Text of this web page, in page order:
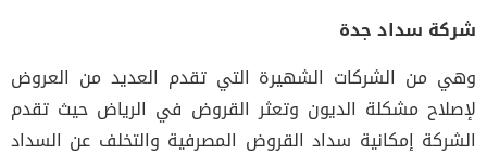
شركة سداد جدة
وهي من الشركات الشهيرة التي تقدم العديد من العروض
لإصلاح مشكلة الديون وتعثر القروض في الرياض حيث تقدم
الشركة إمكانية سداد القروض المصرفية والتخلف عن السداد